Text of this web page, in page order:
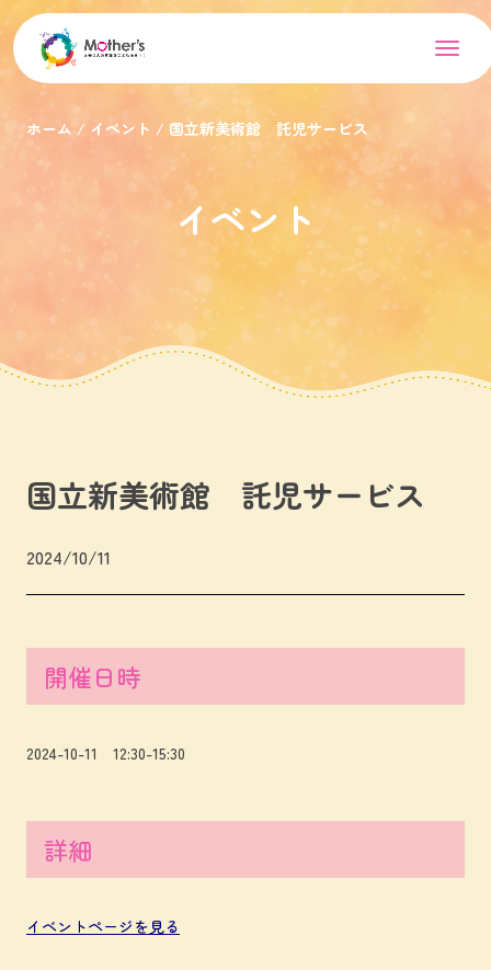
ホーム イベント 国立新美術館 託児サービス
イベント
国立新美術館 託児サービス
2024/10/11
開催日時
2024-10-11 12:30-15:30
詳細
イベントページを見る